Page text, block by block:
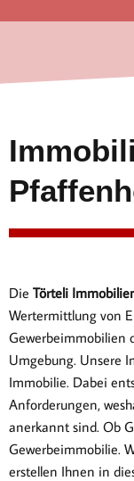
Die Törteli
Wertermittlung von
Gewerbeimmobilien
Umgebung. Unsere
Immobilie. Dabei
Anforderungen,
anerkannt sind. Ob
Gewerbeimmobilie.
erstellen Ihnen in